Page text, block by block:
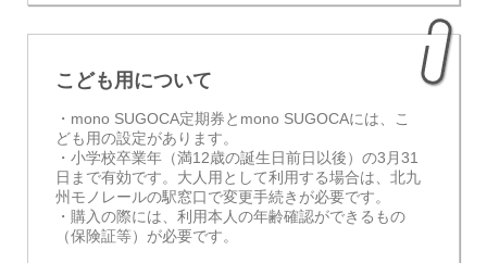
こども用について
・mono SUGOCA定期券とmono SUGOCAには、こ
ども用の設定があります。
・小学校卒業年（満12歳の誕生日前日以後）の3月31
日まで有効です。大人用として利用する場合は、北九
州モノレールの駅窓口で変更手続きが必要です。
・購入の際には、利用本人の年齢確認ができるもの
（保険証等）が必要です。